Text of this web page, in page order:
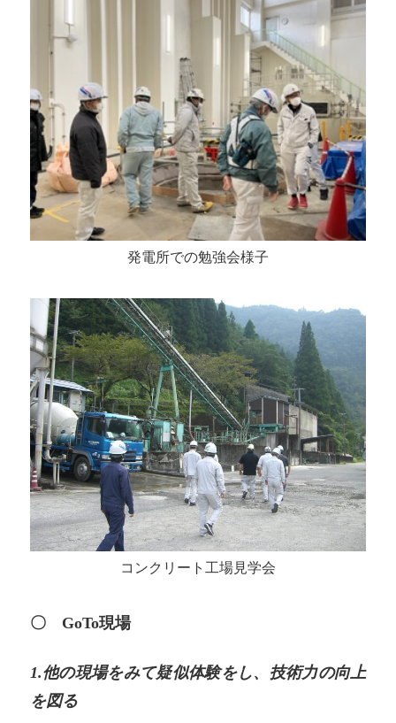
発電所での勉強会様子
コンクリート工場見学会
〇 GoTo現場
1.他の現場をみて疑似体験をし、技術力の向上
を図る